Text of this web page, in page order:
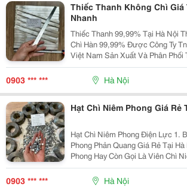
Thiếc Thanh Không Chì Giá
Nhanh
Thiếc Thanh 99,99% Tại Hà Nội Thiếc Thanh 99,99% |
Chì Hàn 99,99% Được Công Ty
Việt Nam Sản Xuất Và Phân Phối
Tỉnh Thành Trên Toàn Quốc. Sản
Cao, Uy Tín. 1. Ứng Dụng
0903 *** *** Hà Nội
Hạt Chì Niêm Phong Giá Rẻ
Hạt Chì Niêm Phong Điện Lực 1. Bán Hạt Chì Niêm
Phong Phản Quang Giá Rẻ Tại Hà Nội Hạt Chì
Phong Hay Còn Gọi Là Viên Chì
Trong Các Sản Phẩm Được Công
H Việt Nam Sản Xuất Từ Chì
0903 *** *** Hà Nội